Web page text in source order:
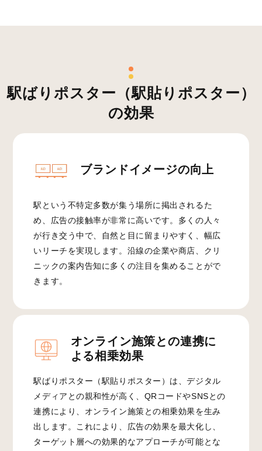
駅ばりポスター（駅貼りポスター）
の効果
ブランドイメージの向上
駅という不特定多数が集う場所に掲出されるた
め、広告の接触率が非常に高いです。多くの人々
が行き交う中で、自然と目に留まりやすく、幅広
いリーチを実現します。沿線の企業や商店、クリ
ニックの案内告知に多くの注目を集めることがで
きます。
オンライン施策との連携に
よる相乗効果
駅ばりポスター（駅貼りポスター）は、デジタル
メディアとの親和性が高く、QRコードやSNSとの
連携により、オンライン施策との相乗効果を生み
出します。これにより、広告の効果を最大化し、
ターゲット層への効果的なアプローチが可能とな